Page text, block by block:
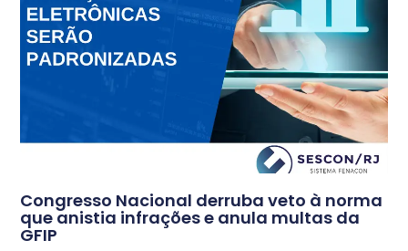
Congresso Nacional derruba veto à norma
que anistia infrações e anula multas da
GFIP